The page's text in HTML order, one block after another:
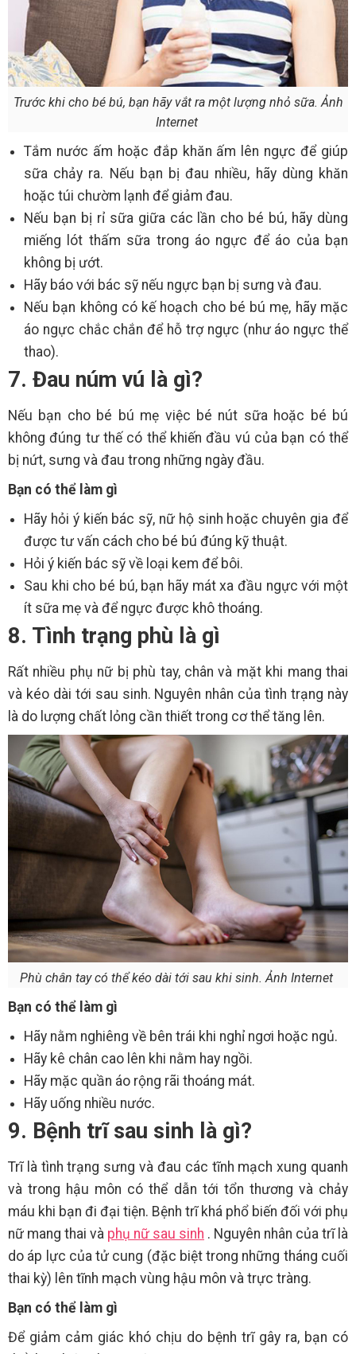
Trước khi cho bé bú, bạn hãy vắt ra một lượng nhỏ sữa. Ảnh
Internet
Tắm nước ấm hoặc đắp khăn ấm lên ngực để giúp
sữa chảy ra. Nếu bạn bị đau nhiều, hãy dùng khăn
hoặc túi chườm lạnh để giảm đau.
Nếu bạn bị rỉ sữa giữa các lần cho bé bú, hãy dùng
miếng lót thấm sữa trong áo ngực để áo của bạn
không bị ướt.
Hãy báo với bác sỹ nếu ngực bạn bị sưng và đau.
Nếu bạn không có kế hoạch cho bé bú mẹ, hãy mặc
áo ngực chắc chắn để hỗ trợ ngực (như áo ngực thể
thao).
7. Đau núm vú là gì?
Nếu bạn cho bé bú mẹ việc bé nút sữa hoặc bé bú
không đúng tư thế có thể khiến đầu vú của bạn có thể
bị nứt, sưng và đau trong những ngày đầu.
Bạn có thể làm gì
Hãy hỏi ý kiến bác sỹ, nữ hộ sinh hoặc chuyên gia để
được tư vấn cách cho bé bú đúng kỹ thuật.
Hỏi ý kiến bác sỹ về loại kem để bôi.
Sau khi cho bé bú, bạn hãy mát xa đầu ngực với một
ít sữa mẹ và để ngực được khô thoáng.
8. Tình trạng phù là gì
Rất nhiều phụ nữ bị phù tay, chân và mặt khi mang thai
và kéo dài tới sau sinh. Nguyên nhân của tình trạng này
là do lượng chất lỏng cần thiết trong cơ thể tăng lên.
Phù chân tay có thể kéo dài tới sau khi sinh. Ảnh Internet
Bạn có thể làm gì
Hãy nằm nghiêng về bên trái khi nghỉ ngơi hoặc ngủ.
Hãy kê chân cao lên khi nằm hay ngồi.
Hãy mặc quần áo rộng rãi thoáng mát.
Hãy uống nhiều nước.
9. Bệnh trĩ sau sinh là gì?
Trĩ là tình trạng sưng và đau các tĩnh mạch xung quanh
và trong hậu môn có thể dẫn tới tổn thương và chảy
máu khi bạn đi đại tiện. Bệnh trĩ khá phổ biến đối với phụ
nữ mang thai và phụ nữ sau sinh . Nguyên nhân của trĩ là
do áp lực của tử cung (đặc biệt trong những tháng cuối
thai kỳ) lên tĩnh mạch vùng hậu môn và trực tràng.
Bạn có thể làm gì
Để giảm cảm giác khó chịu do bệnh trĩ gây ra, bạn có